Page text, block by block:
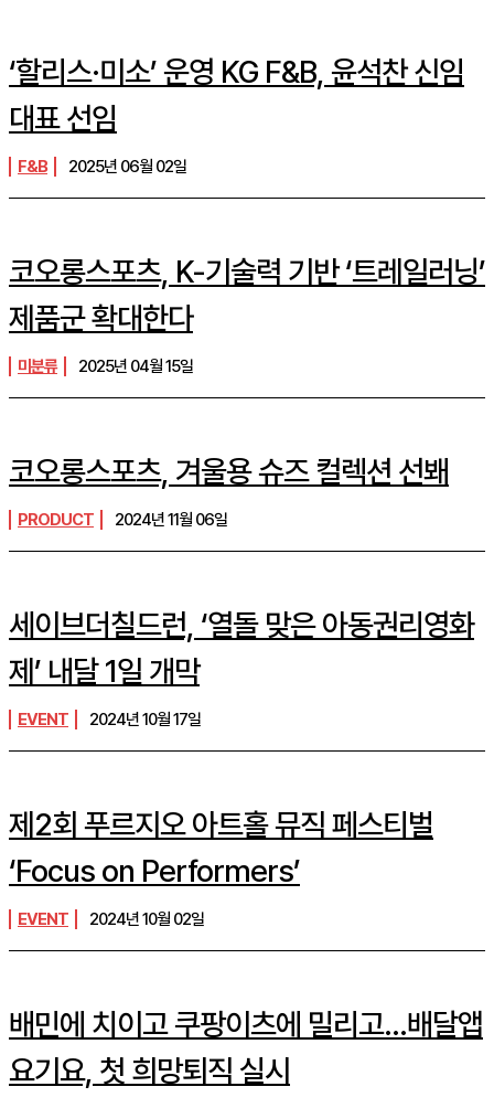
‘할리스·미소’ 운영 KG F&B, 윤석찬 신임
대표 선임
F&B 2025년 06월 02일
코오롱스포츠, K-기술력 기반 ‘트레일러닝’
제품군 확대한다
미분류 2025년 04월 15일
코오롱스포츠, 겨울용 슈즈 컬렉션 선봬
PRODUCT 2024년 11월 06일
세이브더칠드런, ‘열돌 맞은 아동권리영화
제’ 내달 1일 개막
EVENT 2024년 10월 17일
제2회 푸르지오 아트홀 뮤직 페스티벌
‘Focus on Performers’
EVENT 2024년 10월 02일
배민에 치이고 쿠팡이츠에 밀리고…배달앱
요기요, 첫 희망퇴직 실시